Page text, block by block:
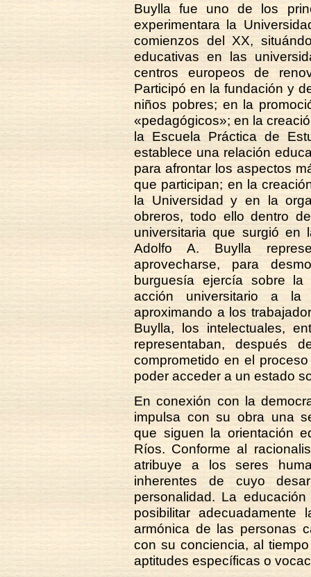
Buylla fue uno de los
experimentara la
comienzos del XX,
educativas en las
centros europeos de
Participó en la fundación y
niños pobres; en la
«pedagógicos»; en la
la Escuela Práctica de
establece una relación
para afrontar los aspectos
que participan; en la
la Universidad y en la
obreros, todo ello dentro
universitaria que surgió en
Adolfo A. Buylla
aprovecharse, para
burguesía ejercía sobre
acción universitario a
aproximando a los
Buylla, los intelectuales,
representaban, después
comprometido en el
poder acceder a un estado
En conexión con la
impulsa con su obra una
que siguen la orientación
Ríos. Conforme al
atribuye a los seres
inherentes de cuyo
personalidad. La
posibilitar adecuadamente
armónica de las personas
con su conciencia, al
aptitudes específicas o